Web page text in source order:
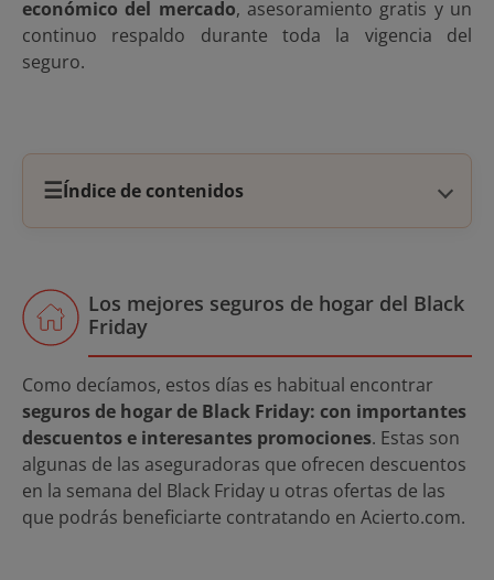
económico del mercado, asesoramiento gratis y un
continuo respaldo durante toda la vigencia del
seguro.
☰Índice de contenidos
Los mejores seguros de hogar del Black
Friday
Como decíamos, estos días es habitual encontrar
seguros de hogar de Black Friday: con importantes
descuentos e interesantes promociones. Estas son
algunas de las aseguradoras que ofrecen descuentos
en la semana del Black Friday u otras ofertas de las
que podrás beneficiarte contratando en Acierto.com.